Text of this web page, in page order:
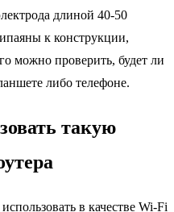
длиной 40-50
к конструкции,
можно проверить, будет ли
либо телефоне.
такую
в качестве Wi-Fi